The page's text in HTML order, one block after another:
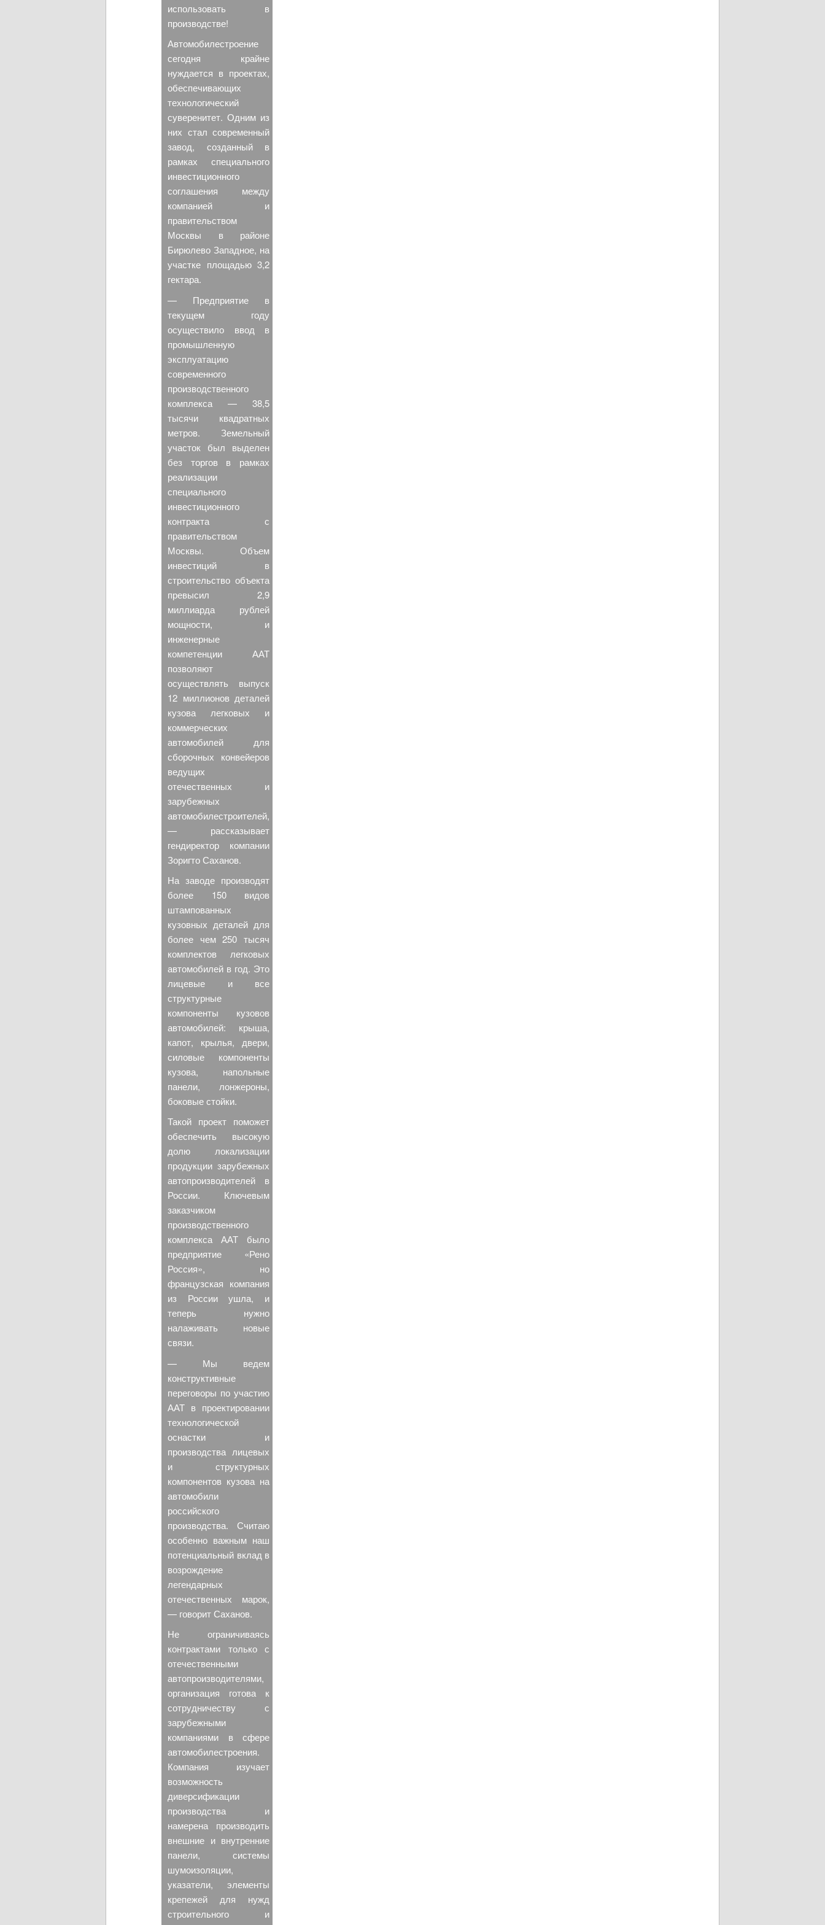
использовать в
производстве!
Автомобилестроение
сегодня крайне
нуждается в проектах,
обеспечивающих
технологический
суверенитет. Одним из
них стал современный
завод, созданный в
рамках специального
инвестиционного
соглашения между
компанией и
правительством
Москвы в районе
Бирюлево Западное, на
участке площадью 3,2
гектара.
— Предприятие в
текущем году
осуществило ввод в
промышленную
эксплуатацию
современного
производственного
комплекса — 38,5
тысячи квадратных
метров. Земельный
участок был выделен
без торгов в рамках
реализации
специального
инвестиционного
контракта с
правительством
Москвы. Объем
инвестиций в
строительство объекта
превысил 2,9
миллиарда рублей
мощности, и
инженерные
компетенции ААТ
позволяют
осуществлять выпуск
12 миллионов деталей
кузова легковых и
коммерческих
автомобилей для
сборочных конвейеров
ведущих
отечественных и
зарубежных
автомобилестроителей,
— рассказывает
гендиректор компании
Зоригто Саханов.
На заводе производят
более 150 видов
штампованных
кузовных деталей для
более чем 250 тысяч
комплектов легковых
автомобилей в год. Это
лицевые и все
структурные
компоненты кузовов
автомобилей: крыша,
капот, крылья, двери,
силовые компоненты
кузова, напольные
панели, лонжероны,
боковые стойки.
Такой проект поможет
обеспечить высокую
долю локализации
продукции зарубежных
автопроизводителей в
России. Ключевым
заказчиком
производственного
комплекса ААТ было
предприятие «Рено
Россия», но
французская компания
из России ушла, и
теперь нужно
налаживать новые
связи.
— Мы ведем
конструктивные
переговоры по участию
ААТ в проектировании
технологической
оснастки и
производства лицевых
и структурных
компонентов кузова на
автомобили
российского
производства. Считаю
особенно важным наш
потенциальный вклад в
возрождение
легендарных
отечественных марок,
— говорит Саханов.
Не ограничиваясь
контрактами только с
отечественными
автопроизводителями,
организация готова к
сотрудничеству с
зарубежными
компаниями в сфере
автомобилестроения.
Компания изучает
возможность
диверсификации
производства и
намерена производить
внешние и внутренние
панели, системы
шумоизоляции,
указатели, элементы
крепежей для нужд
строительного и